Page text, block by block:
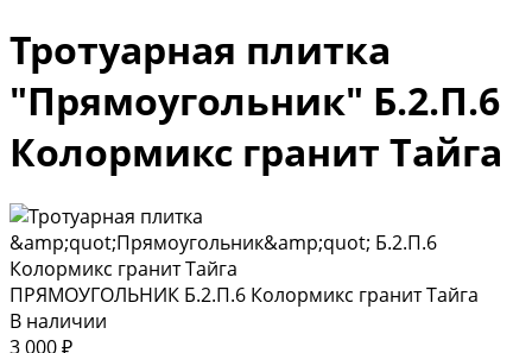
Тротуарная плитка
"Прямоугольник" Б.2.П.6
Колормикс гранит Тайга
ПРЯМОУГОЛЬНИК Б.2.П.6 Колормикс гранит Тайга
В наличии
3 000 ₽